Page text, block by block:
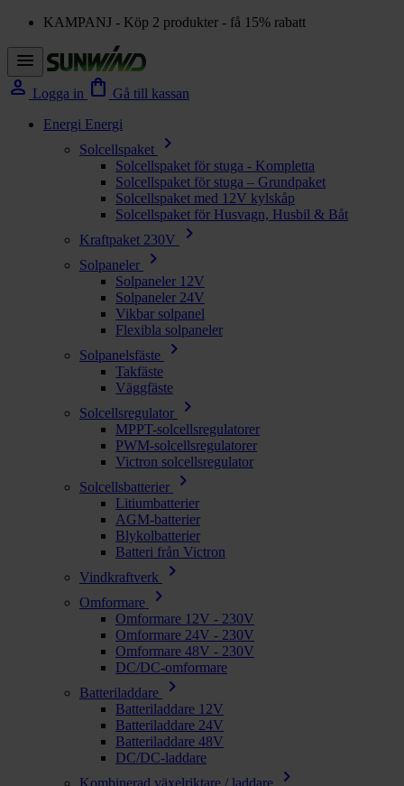
KAMPANJ - Köp 2 produkter - få 15% rabatt
menu
person Logga in shopping_bag Gå till kassan
Energi Energi
Solcellspaket
chevron_right
Solcellspaket för stuga - Kompletta
Solcellspaket för stuga – Grundpaket
Solcellspaket med 12V kylskåp
Solcellspaket för Husvagn, Husbil & Båt
Kraftpaket 230V
chevron_right
Solpaneler chevron_right
Solpaneler 12V
Solpaneler 24V
Vikbar solpanel
Flexibla solpaneler
Solpanelsfäste
chevron_right
Takfäste
Väggfäste
Solcellsregulator
chevron_right
MPPT-solcellsregulatorer
PWM-solcellsregulatorer
Victron solcellsregulator
Solcellsbatterier
chevron_right
Litiumbatterier
AGM-batterier
Blykolbatterier
Batteri från Victron
Vindkraftverk
chevron_right
Omformare chevron_right
Omformare 12V - 230V
Omformare 24V - 230V
Omformare 48V - 230V
DC/DC-omformare
Batteriladdare
chevron_right
Batteriladdare 12V
Batteriladdare 24V
Batteriladdare 48V
DC/DC-laddare
Kombinerad växelriktare / laddare
chevron_right